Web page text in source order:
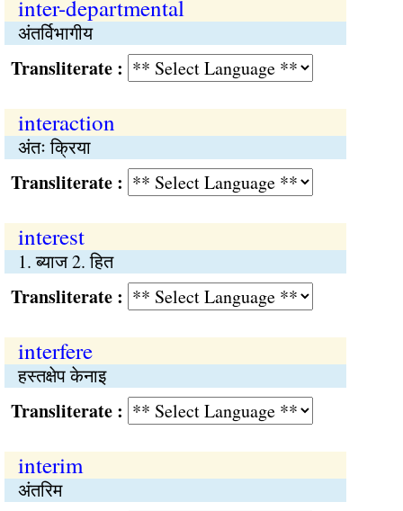
inter-departmental
अंतर्विभागीय
:
interaction
अंतः क्रिया
:
interest
1. ब्याज 2. हित
:
interfere
हस्तक्षेप केनाइ
:
interim
अंतरिम